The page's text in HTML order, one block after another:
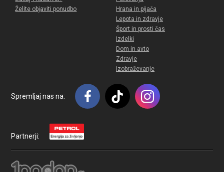
Želite objaviti ponudbo
Hrana in pijača
Lepota in zdravje
Šport in prosti čas
Izdelki
Dom in avto
Zdravje
Izobraževanje
Spremljaj nas na:
Partnerji: